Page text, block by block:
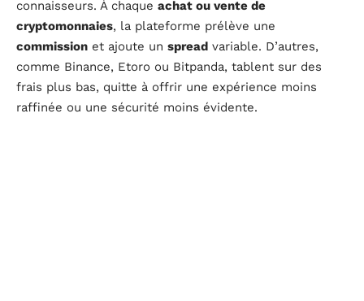
connaisseurs. À chaque achat ou vente de
cryptomonnaies, la plateforme prélève une
commission et ajoute un spread variable. D’autres,
comme Binance, Etoro ou Bitpanda, tablent sur des
frais plus bas, quitte à offrir une expérience moins
raffinée ou une sécurité moins évidente.